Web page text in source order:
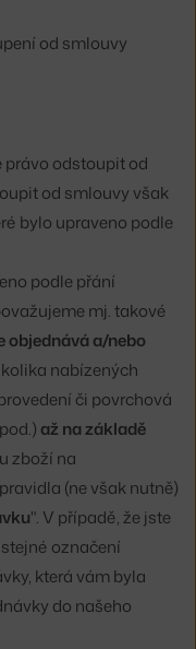
od smlouvy
právo odstoupit od
od smlouvy však
bylo upraveno podle
podle přání
mj. takové
objednává a/nebo
nabízených
či povrchová
až na základě
zboží na
(ne však nutně)
". V případě, že jste
označení
která vám byla
do našeho